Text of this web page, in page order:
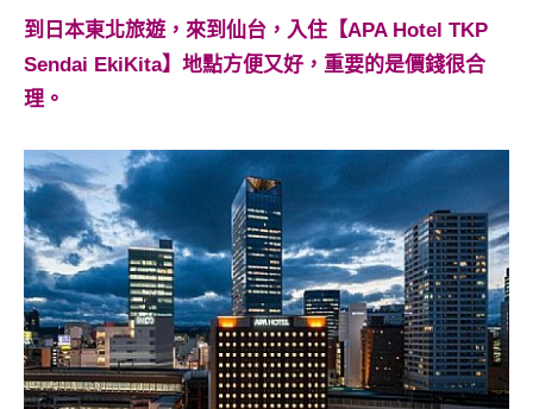
到日本東北旅遊，來到仙台，入住【APA Hotel TKP
Sendai EkiKita】地點方便又好，重要的是價錢很合
理。